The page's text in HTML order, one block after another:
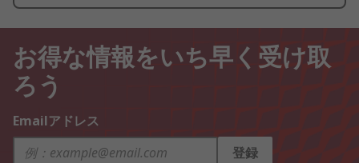
お得な情報をいち早く受け取
ろう
Emailアドレス
登録